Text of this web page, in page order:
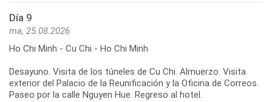
Día 9
ma, 25.08.2026
Ho Chi Minh - Cu Chi - Ho Chi Minh
Desayuno. Visita de los túneles de Cu Chi. Almuerzo. Visita
exterior del Palacio de la Reunificación y la Oficina de Correos.